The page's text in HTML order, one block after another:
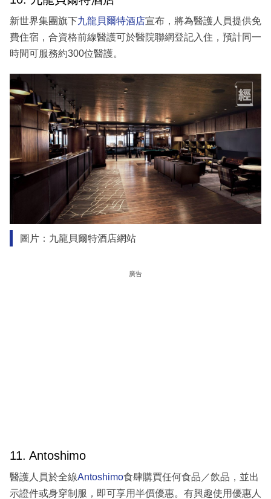
新世界集團旗下九龍貝爾特酒店宣布，將為醫護人員提供免
費住宿，合資格前線醫護可於醫院聯網登記入住，預計同一
時間可服務約300位醫護。
圖片：九龍貝爾特酒店網站
廣告
11. Antoshimo
醫護人員於全線Antoshimo食肆購買任何食品／飲品，並出
示證件或身穿制服，即可享用半價優惠。有興趣使用優惠人